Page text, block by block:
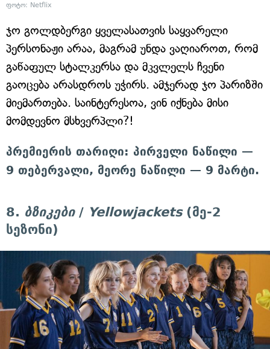
ფოტო: Netflix
ჯო გოლდბერგი ყველასათვის საყვარელი
პერსონაჟი არაა, მაგრამ უნდა ვაღიაროთ, რომ
გაწაფულ სტალკერსა და მკვლელს ჩვენი
გაოცება არასდროს უჭირს. ამჯერად ჯო პარიზში
მიემართება. საინტერესოა, ვინ იქნება მისი
მომდევნო მსხვერპლი?!
პრემიერის თარიღი: პირველი ნაწილი —
9 თებერვალი, მეორე ნაწილი — 9 მარტი.
8. ბზიკები/ Yellowjackets(მე-2
სეზონი)